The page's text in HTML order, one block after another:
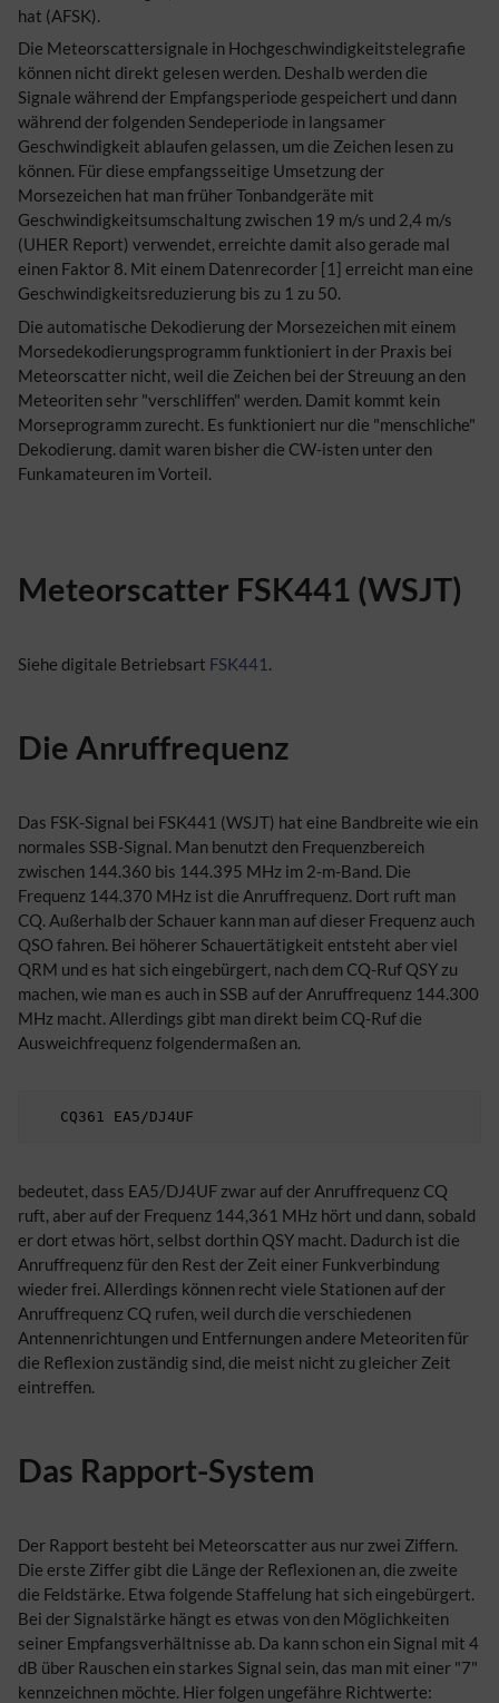
hat (AFSK).
Die Meteorscattersignale in Hochgeschwindigkeitstelegrafie
können nicht direkt gelesen werden. Deshalb werden die
Signale während der Empfangsperiode gespeichert und dann
während der folgenden Sendeperiode in langsamer
Geschwindigkeit ablaufen gelassen, um die Zeichen lesen zu
können. Für diese empfangsseitige Umsetzung der
Morsezeichen hat man früher Tonbandgeräte mit
Geschwindigkeitsumschaltung zwischen 19 m/s und 2,4 m/s
(UHER Report) verwendet, erreichte damit also gerade mal
einen Faktor 8. Mit einem Datenrecorder [1] erreicht man eine
Geschwindigkeitsreduzierung bis zu 1 zu 50.
Die automatische Dekodierung der Morsezeichen mit einem
Morsedekodierungsprogramm funktioniert in der Praxis bei
Meteorscatter nicht, weil die Zeichen bei der Streuung an den
Meteoriten sehr "verschliffen" werden. Damit kommt kein
Morseprogramm zurecht. Es funktioniert nur die "menschliche"
Dekodierung. damit waren bisher die CW-isten unter den
Funkamateuren im Vorteil.
Meteorscatter FSK441 (WSJT)
Siehe digitale Betriebsart FSK441 .
Die Anruffrequenz
Das FSK-Signal bei FSK441 (WSJT) hat eine Bandbreite wie ein
normales SSB-Signal. Man benutzt den Frequenzbereich
zwischen 144.360 bis 144.395 MHz im 2-m-Band. Die
Frequenz 144.370 MHz ist die Anruffrequenz. Dort ruft man
CQ. Außerhalb der Schauer kann man auf dieser Frequenz auch
QSO fahren. Bei höherer Schauertätigkeit entsteht aber viel
QRM und es hat sich eingebürgert, nach dem CQ-Ruf QSY zu
machen, wie man es auch in SSB auf der Anruffrequenz 144.300
MHz macht. Allerdings gibt man direkt beim CQ-Ruf die
Ausweichfrequenz folgendermaßen an.
bedeutet, dass EA5/DJ4UF zwar auf der Anruffrequenz CQ
ruft, aber auf der Frequenz 144,361 MHz hört und dann, sobald
er dort etwas hört, selbst dorthin QSY macht. Dadurch ist die
Anruffrequenz für den Rest der Zeit einer Funkverbindung
wieder frei. Allerdings können recht viele Stationen auf der
Anruffrequenz CQ rufen, weil durch die verschiedenen
Antennenrichtungen und Entfernungen andere Meteoriten für
die Reflexion zuständig sind, die meist nicht zu gleicher Zeit
eintreffen.
Das Rapport-System
Der Rapport besteht bei Meteorscatter aus nur zwei Ziffern.
Die erste Ziffer gibt die Länge der Reflexionen an, die zweite
die Feldstärke. Etwa folgende Staffelung hat sich eingebürgert.
Bei der Signalstärke hängt es etwas von den Möglichkeiten
seiner Empfangsverhältnisse ab. Da kann schon ein Signal mit 4
dB über Rauschen ein starkes Signal sein, das man mit einer "7"
kennzeichnen möchte. Hier folgen ungefähre Richtwerte: